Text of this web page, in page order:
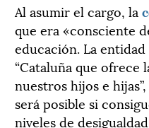
Al asumir el cargo, la
que era «consciente
educación. La
“Cataluña que ofrece
nuestros hijos e
será posible si
niveles de